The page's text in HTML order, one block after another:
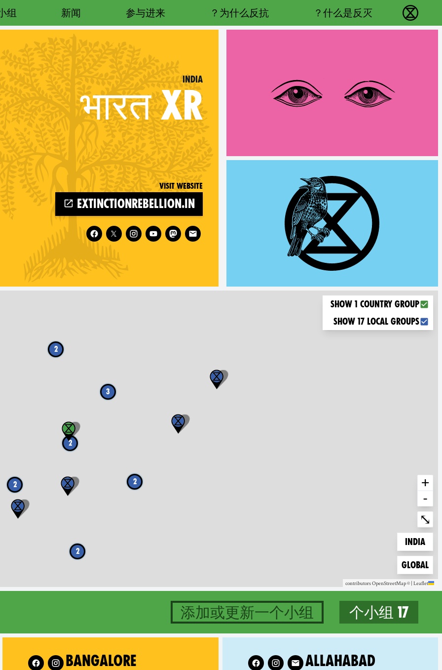
反抗灭绝 - Home
什么是反灭？
为什么反抗？
参与进来
新闻
组
India
XR
भारत
Visit website
extinctionrebellion.in
Follow XR India on
2
2
2
2
2
3
Choose what you want to display on the map
Show 1 country group
Show 17 local groups
+
-
Enter ⤡
Zoom to
India
Zoom to
Global
Leaflet
|
©
OpenStreetMap
contributors
17 个小组
添加或更新一个小组
ALLAHABAD
Follow XR Allahabad on
BANGALORE
XR Bangalore on